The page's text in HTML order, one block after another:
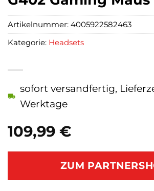
109,99 €
sofort versandfertig,
Werktage
ZUM
Artikelnummer: 4005922582463
Kategorie: Headsets